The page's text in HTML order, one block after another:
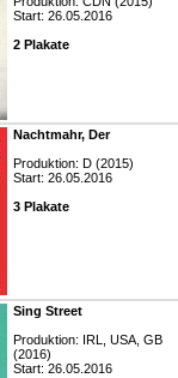
Start: 26.05.2016
2 Plakate
Nachtmahr, Der
Produktion: D (2015)
Start: 26.05.2016
3 Plakate
Sing Street
Produktion: IRL, USA, GB
(2016)
Start: 26.05.2016